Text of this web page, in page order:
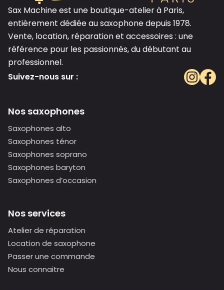
Sax Machine est une boutique-atelier à Paris,
entièrement dédiée au saxophone depuis 1978.
Vente, location, réparation et accessoires : une
référence pour les passionnés, du débutant au
professionnel.
Suivez-nous sur :
Nos saxophones
Saxophones alto
Saxophones ténor
Saxophones soprano
Saxophones baryton
Saxophones d’occasion
Nos services
Atelier de réparation
Location de saxophone
Passer une commande
Nous connaitre